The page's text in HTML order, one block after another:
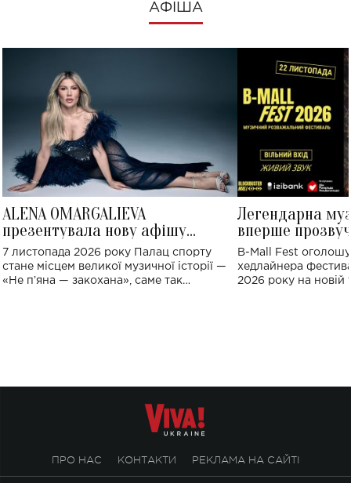
АФІША
ALENA OMARGALIEVA
презентувала нову афішу
великого концерту в Палаці
спорту
7 листопада 2026 року Палац спорту
стане місцем великої музичної історії —
«Не пʼяна — закохана», саме так
Легендарна
вперше
Україні: де
B-Mall Fest
хедлайнера
2026 року на новій
ПРО НАС КОНТАКТИ РЕКЛАМА НА САЙТІ